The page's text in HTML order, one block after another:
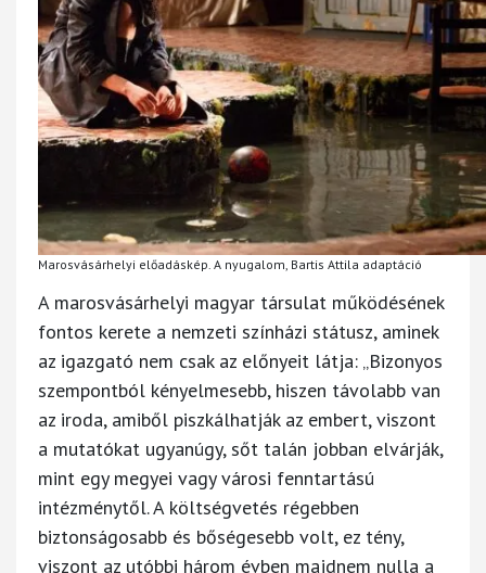
Marosvásárhelyi előadáskép. A nyugalom, Bartis Attila adaptáció
A marosvásárhelyi magyar társulat működésének
fontos kerete a nemzeti színházi státusz, aminek
az igazgató nem csak az előnyeit látja: „Bizonyos
szempontból kényelmesebb, hiszen távolabb van
az iroda, amiből piszkálhatják az embert, viszont
a mutatókat ugyanúgy, sőt talán jobban elvárják,
mint egy megyei vagy városi fenntartású
intézménytől. A költségvetés régebben
biztonságosabb és bőségesebb volt, ez tény,
viszont az utóbbi három évben majdnem nulla a